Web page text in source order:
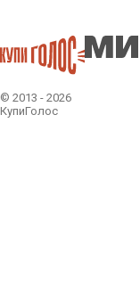
© 2013 - 2026
КупиГолос